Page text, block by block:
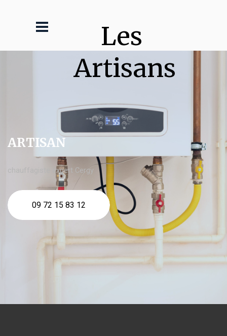
Les
Artisans
ARTISAN
chauffagiste expert Cergy
09 72 15 83 12